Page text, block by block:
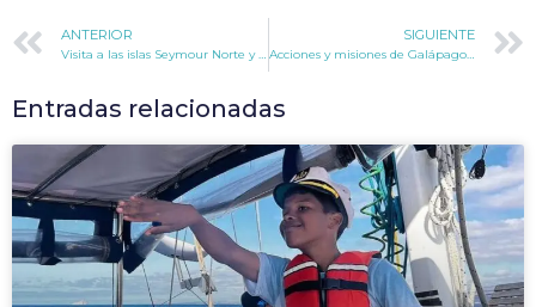
ANTERIOR
Visita a las islas Seymour Norte y Mosquera
SIGUIENTE
Acciones y misiones de Galápagos Infinito
Entradas relacionadas